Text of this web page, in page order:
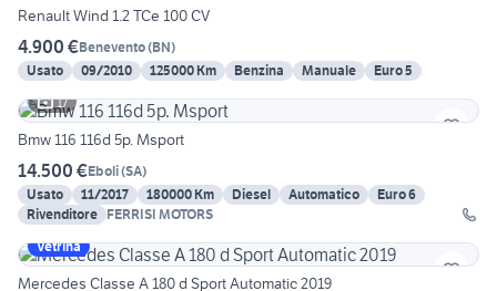
Renault Wind 1.2 TCe 100 CV
4.900 €Benevento(BN)
Usato
09/2010 125000 Km Benzina Manuale
Euro 5
17
Bmw 116 116d 5p. Msport
14.500 €Eboli(SA)
Usato
11/2017 180000 Km Diesel Automatico
Euro 6
Rivenditore FERRISI MOTORS
Vetrina
Mercedes Classe A 180 d Sport Automatic 2019